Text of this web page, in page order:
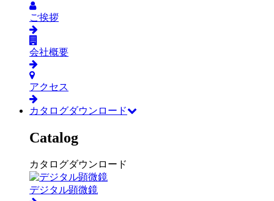
ご挨拶
会社概要
アクセス
カタログダウンロード
Catalog
カタログダウンロード
デジタル顕微鏡